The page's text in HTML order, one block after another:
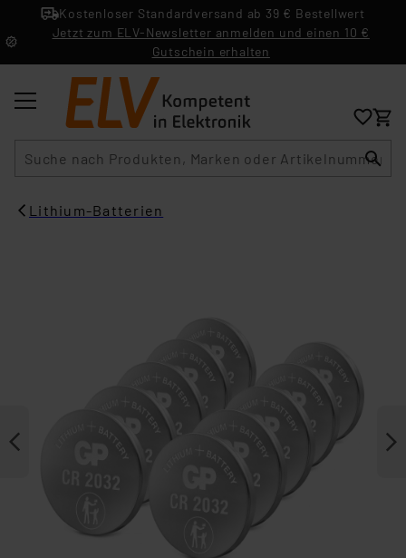
Kostenloser Standardversand ab 39 € Bestellwert
Jetzt zum ELV-Newsletter anmelden und einen 10 €
Gutschein erhalten
Lithium-Batterien